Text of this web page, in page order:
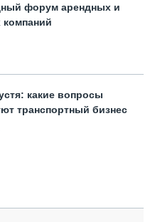
форум арендных и
компаний
какие вопросы
транспортный бизнес